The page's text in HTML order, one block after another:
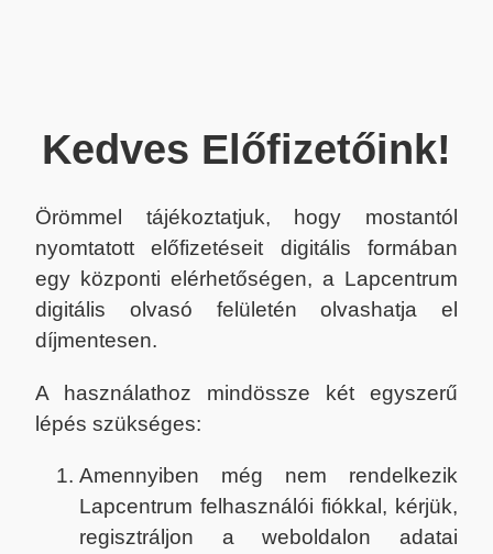
Kedves Előfizetőink!
Örömmel tájékoztatjuk, hogy mostantól
nyomtatott előfizetéseit digitális formában
egy központi elérhetőségen, a Lapcentrum
digitális olvasó felületén olvashatja el
díjmentesen.
A használathoz mindössze két egyszerű
lépés szükséges:
Amennyiben még nem rendelkezik
Lapcentrum felhasználói fiókkal, kérjük,
regisztráljon a weboldalon adatai